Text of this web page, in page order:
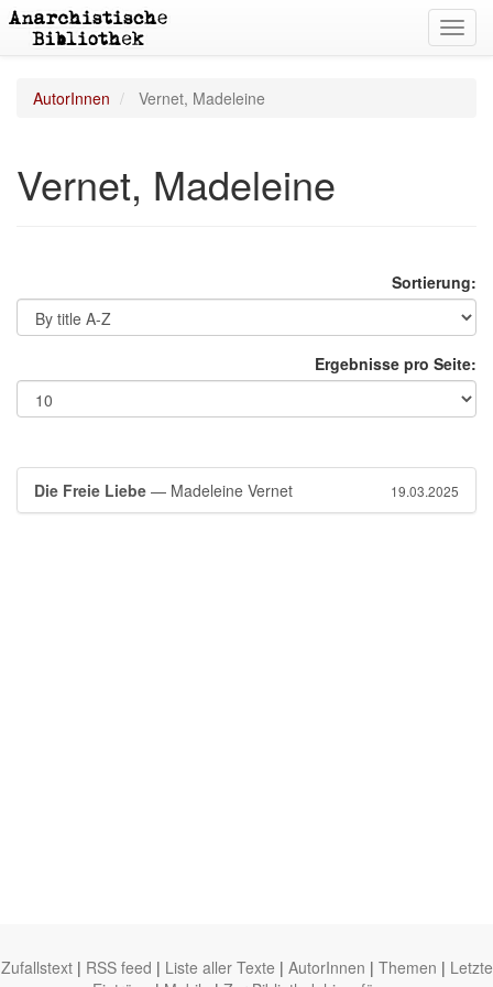
AutorInnen Vernet, Madeleine
Vernet, Madeleine
Sortierung:
Ergebnisse pro Seite:
Die Freie Liebe — Madeleine Vernet 19.03.2025
Zufallstext | RSS feed | Liste aller Texte | AutorInnen | Themen | Letzte